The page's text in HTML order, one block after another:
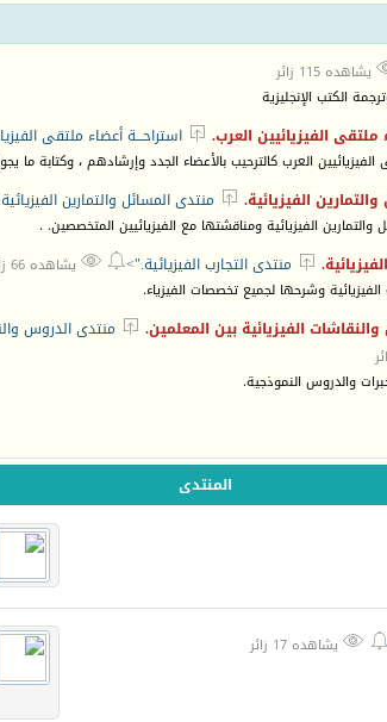
يشاهده 115 زائر
الكتب الإنجليزية
ملتقى الفيزيائيين العرب.  استراحـــة أعضاء ملتقى
العرب كالترحيب بالأعضاء الجدد وإرشادهم ، وكتابة ما
الفيزيائية.  منتدى المسائل والتمارين
الفيزيائية ومناقشتها مع الفيزيائيين المتخصصين. .
 منتدى التجارب الفيزيائية.">
 يشاهده 66 زائر
وشرحها لجميع تخصصات الفيزياء.
الفيزيائية بين المعلمين.  منتدى الدروس
والدروس النموذجية.
المنتدى

 يشاهده 17 زائر